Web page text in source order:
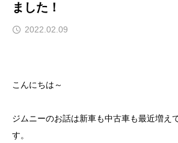
ました！
2022.02.09
こんにちは～
ジムニーのお話は新車も中古車も最近増え
す。